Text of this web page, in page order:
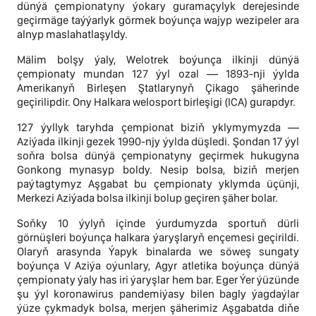
dünýä çempionatyny ýokary guramaçylyk derejesinde
geçirmäge taýýarlyk görmek boýunça wajyp wezipeler ara
alnyp maslahatlaşyldy.
Mälim bolşy ýaly, Welotrek boýunça ilkinji dünýä
çempionaty mundan 127 ýyl ozal — 1893-nji ýylda
Amerikanyň Birleşen Ştatlarynyň Çikago şäherinde
geçirilipdir. Ony Halkara welosport birleşigi (ICA) gurapdyr.
127 ýyllyk taryhda çempionat biziň yklymymyzda —
Aziýada ilkinji gezek 1990-njy ýylda düşledi. Şondan 17 ýyl
soňra bolsa dünýä çempionatyny geçirmek hukugyna
Gonkong mynasyp boldy. Nesip bolsa, biziň merjen
paýtagtymyz Aşgabat bu çempionaty yklymda üçünji,
Merkezi Aziýada bolsa ilkinji bolup geçiren şäher bolar.
Soňky 10 ýylyň içinde ýurdumyzda sportuň dürli
görnüşleri boýunça halkara ýaryşlaryň ençemesi geçirildi.
Olaryň arasynda Ýapyk binalarda we söweş sungaty
boýunça V Aziýa oýunlary, Agyr atletika boýunça dünýä
çempionaty ýaly has iri ýaryşlar hem bar. Eger Ýer ýüzünde
şu ýyl koronawirus pandemiýasy bilen bagly ýagdaýlar
ýüze çykmadyk bolsa, merjen şäherimiz Aşgabatda diňe